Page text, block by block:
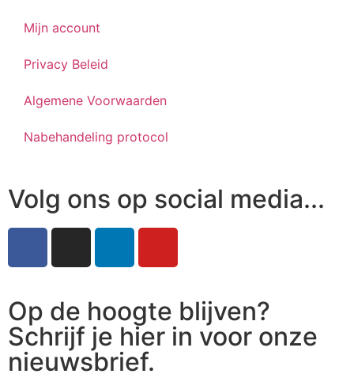
Mijn account
Privacy Beleid
Algemene Voorwaarden
Nabehandeling protocol
Volg ons op social media...
Op de hoogte blijven?
Schrijf je hier in voor onze
nieuwsbrief.